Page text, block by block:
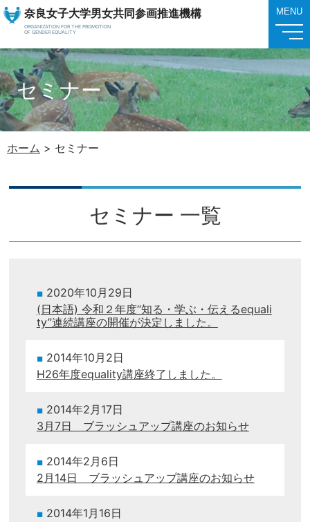
奈良女子大学男女共同参画推進機構
ORGANIZATION FOR THE PROMOTION
OF GENDER EQUALITY
MENU
セミナー
ホーム > セミナー
セミナー 一覧
2020年10月29日
(日本語) 令和２年度“知る・学ぶ・伝えるequali
ty”連続講座の開催が決定しました。
2014年10月2日
H26年度equality講座終了しました。
2014年2月17日
3月7日 ブラッシュアップ講座のお知らせ
2014年2月6日
2月14日 ブラッシュアップ講座のお知らせ
2014年1月16日